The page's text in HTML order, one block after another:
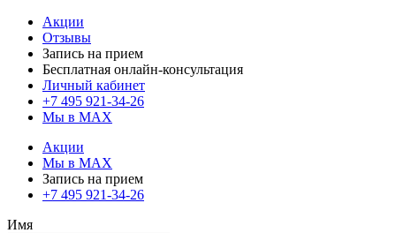
Акции
Отзывы
Запись на прием
Бесплатная онлайн-консультация
Личный кабинет
+7 495 921-34-26
Мы в MAX
Акции
Мы в MAX
Запись на прием
+7 495 921-34-26
Имя